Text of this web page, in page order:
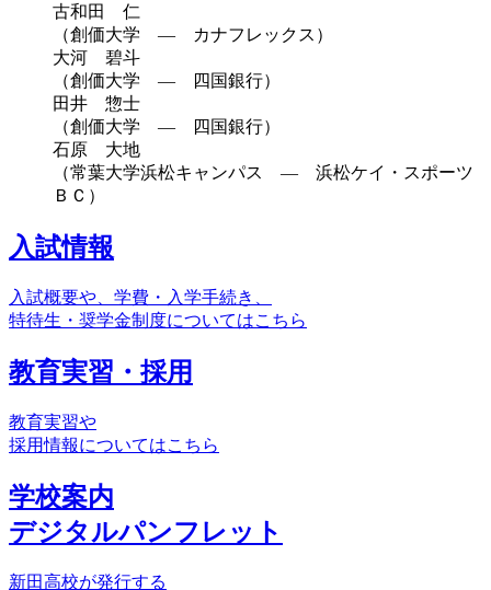
古和田 仁
（創価大学 ― カナフレックス）
大河 碧斗
（創価大学 ― 四国銀行）
田井 惣士
（創価大学 ― 四国銀行）
石原 大地
（常葉大学浜松キャンパス ― 浜松ケイ・スポーツ
ＢＣ）
入試情報
入試概要や、学費・入学手続き、
特待生・奨学金制度についてはこちら
教育実習・採用
教育実習や
採用情報についてはこちら
学校案内
デジタルパンフレット
新田高校が発行する